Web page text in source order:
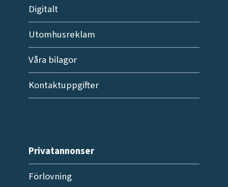
Digitalt
Utomhusreklam
Våra bilagor
Kontaktuppgifter
Privatannonser
Förlovning